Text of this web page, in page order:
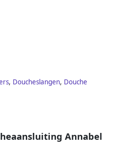
, Doucheslangen, Douche
Annabel